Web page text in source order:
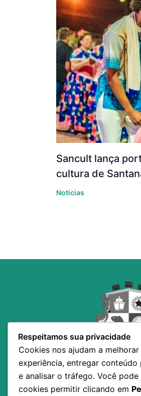
Sancult lança
cultura de
Notícias
Respeitamos sua privacidade
Cookies nos ajudam a melhorar
experiência, entregar conteúdo
e analisar o tráfego. Você pode
cookies permitir clicando em